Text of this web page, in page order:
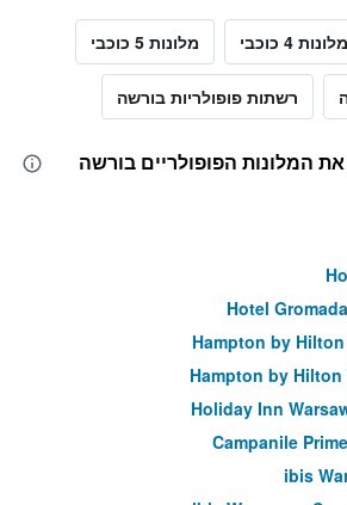
מלונות 4 כוכבי מלונות 5 כוכבי
רשתות פופולריות בורשה
המלונות הפופולריים בורשה
Hotel
Hampton by
Hampton by
Holiday Inn
Campanile
ibis